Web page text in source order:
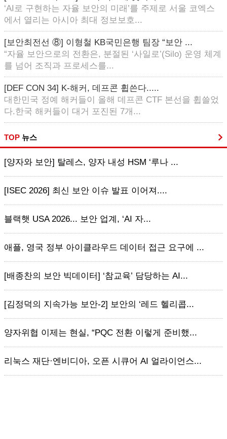
‘AI로 구현하는 자율 보안의 미래’를 주제로 서울 코엑스
에서 열리는 아시아 최대 정보보호...
[보안최전선 ⑧] 이형철 KB국민은행 팀장 “보안 ...
“자율 보안으로의 전환은, 분절된 ‘사일로’(Silo) 운영 체계
를 넘어 조직과 프로세스를...
[DEF CON 34] K-해커, 데프콘 휩쓴다.....
대한민국 정예 해커들이 올해 데프콘 CTF 본선을 휩쓸었
다.한국 해커들이 대거 포진된 7개...
TOP 뉴스
[양자와 보안] 탈레스, 양자 내성 HSM ‘루나 ...
[ISEC 2026] 최신 보안 이슈 발표 이어져....
블랙햇 USA 2026... 보안 업계, ‘AI 자...
애플, 영국 정부 아이클라우드 데이터 접근 요구에 ...
[배종찬의 보안 빅데이터] ‘참교육’ 담당하는 AI...
[김정덕의 지속가능 보안-2] 보안의 ‘레드 헬리콥...
양자위협 이제는 현실, “PQC 전환 이렇게 준비했...
리눅스 재단·엔비디아, 오픈 시큐어 AI 얼라이언스...